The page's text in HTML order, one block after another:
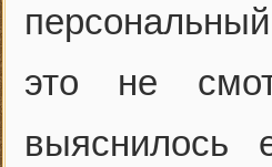
это не
выяснилось